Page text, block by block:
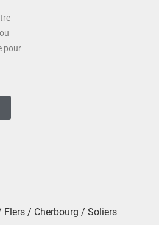
pour
Flers / Cherbourg / Soliers